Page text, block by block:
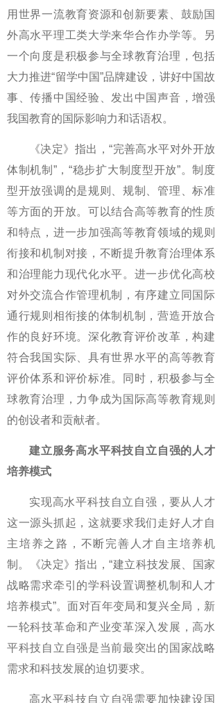
用世界一流教育资源和创新要素、鼓励国
外高水平理工类大学来华合作办学等。另
一个向度是积极参与全球教育治理，包括
大力推进“留学中国”品牌建设，讲好中国故
事、传播中国经验、发出中国声音，增强
我国教育的国际影响力和话语权。
《决定》指出，“完善高水平对外开放
体制机制”，“稳步扩大制度型开放”。制度
型开放强调的是规则、规制、管理、标准
等方面的开放。可以结合高等教育的性质
和特点，进一步加强高等教育领域的规则
衔接和机制对接，不断提升教育治理体系
和治理能力现代化水平。进一步优化高校
对外交流合作管理机制，有序建立同国际
通行规则相衔接的体制机制，营造开放合
作的良好环境。深化教育评价改革，构建
符合我国实际、具有世界水平的高等教育
评价体系和评价标准。同时，积极参与全
球教育治理，力争成为国际高等教育规则
的创设者和贡献者。
建立服务高水平科技自立自强的人才
培养模式
实现高水平科技自立自强，要从人才
这一源头抓起，这就要求我们走好人才自
主培养之路，不断完善人才自主培养机
制。《决定》指出，“建立科技发展、国家
战略需求牵引的学科设置调整机制和人才
培养模式”。面对百年变局和复兴全局，新
一轮科技革命和产业变革深入发展，高水
平科技自立自强是当前最突出的国家战略
需求和科技发展的迫切要求。
高水平科技自立自强需要加快建设国